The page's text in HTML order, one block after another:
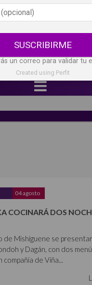
04 agosto
COCINARÁ DOS
de Mishiguene se
y Dagán, con dos
de Viña...
SUSCRIBIRME
un correo para validar tu
Created using Perfit